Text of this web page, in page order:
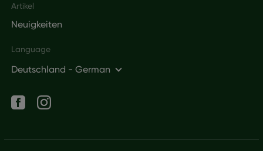
Artikel
Neuigkeiten
Language
Deutschland - German